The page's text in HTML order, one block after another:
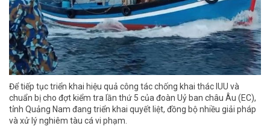
Để tiếp tục triển khai hiệu quả công tác chống khai thác IUU và
chuẩn bị cho đợt kiểm tra lần thứ 5 của đoàn Uỷ ban châu Âu (EC),
tỉnh Quảng Nam đang triển khai quyết liệt, đồng bộ nhiều giải pháp
và xử lý nghiêm tàu cá vi phạm.